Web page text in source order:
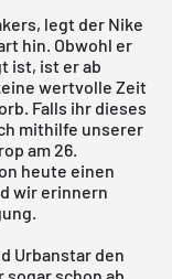
legt der Nike
hin. Obwohl er
ist, ist er ab
wertvolle Zeit
Falls ihr dieses
mithilfe unserer
am 26.
heute einen
wir erinnern
Urbanstar den